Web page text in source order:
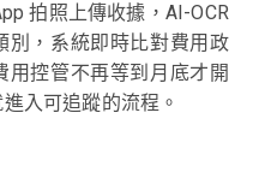
拍照上傳收據，AI-OCR
別，系統即時比對費用政
用控管不再等到月底才開
入可追蹤的流程。